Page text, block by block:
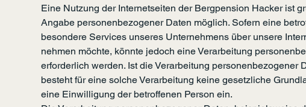
Eine Nutzung der Internetseiten der Bergpension Hacker ist
Angabe personenbezogener Daten möglich. Sofern eine
besondere Services unseres Unternehmens über unsere
nehmen möchte, könnte jedoch eine Verarbeitung
erforderlich werden. Ist die Verarbeitung personenbezogener
besteht für eine solche Verarbeitung keine gesetzliche
eine Einwilligung der betroffenen Person ein.